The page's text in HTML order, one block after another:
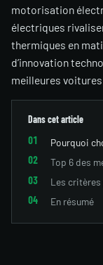
motorisation
électriques
thermiques en
d’innovation
meilleures
Dans cet article
Pourquoi
Top 6 des
Les
En résumé